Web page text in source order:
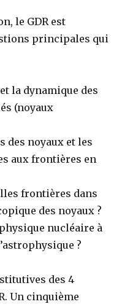
le GDR est
principales qui
la dynamique des
(noyaux
des noyaux et les
aux frontières en
frontières dans
des noyaux ?
nucléaire à
?
des 4
Un cinquième